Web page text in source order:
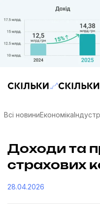
Скільки-скільки? —
Всі новиниЕкономіка
Доходи та
страхових
28.04.2026